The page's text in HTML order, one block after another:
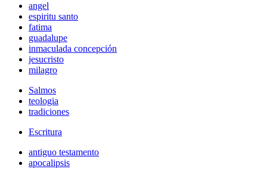
angel
espiritu santo
fatima
guadalupe
inmaculada concepción
jesucristo
milagro
Salmos
teologia
tradiciones
Escritura
antiguo testamento
apocalipsis